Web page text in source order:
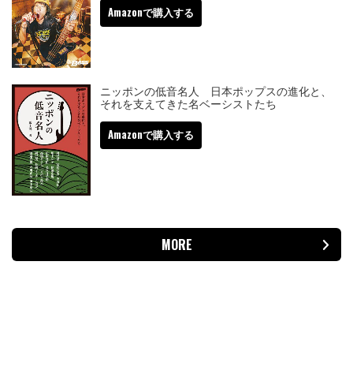
Amazonで購入する
ニッポンの低音名人 日本ポップスの進化と、
それを支えてきた名ベーシストたち
Amazonで購入する
MORE